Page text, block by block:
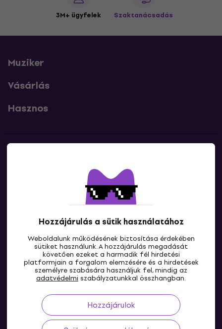
Hozzájárulás a sütik használatához
Weboldalunk működésének biztosítása érdekében
sütiket használunk. A hozzájárulás megadását
követően ezeket a harmadik fél hirdetési
platformjain a forgalom elemzésére és a hirdetések
személyre szabására használjuk fel, mindig az
adatvédelmi szabályzatunkkal összhangban.
Hozzájárulok
3M+ ügyfelek Szaktanácsadás
Muziker
Vásárlás
Hasznos
Lépj kapcsolatba velünk
HU